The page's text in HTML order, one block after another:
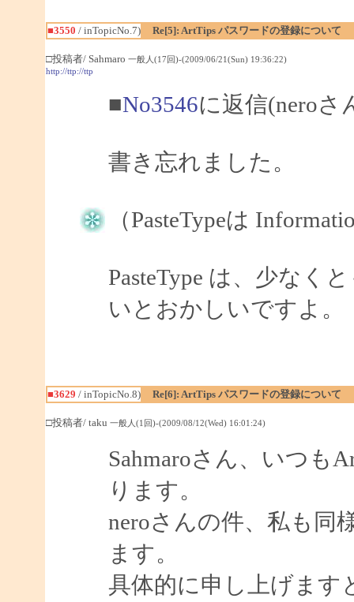
■3550 / inTopicNo.7) Re[5]: ArtTips パスワードの登録について
□投稿者/ Sahmaro 一般人(17回)-(2009/06/21(Sun) 19:36:22)
http://ttp://ttp
■No3546に返信(neroさ
書き忘れました。
（PasteTypeは
PasteType は、少なく
いとおかしいですよ。
■3629 / inTopicNo.8) Re[6]: ArtTips パスワードの登録について
□投稿者/ taku 一般人(1回)-(2009/08/12(Wed) 16:01:24)
Sahmaroさん、いつも
ります。
neroさんの件、私も同
ます。
具体的に申し上げます